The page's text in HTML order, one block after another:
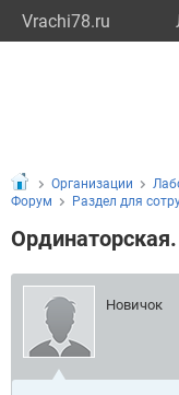
Vrachi78.ru
Организации
Форум
Раздел для
Ординаторская.
Новичок